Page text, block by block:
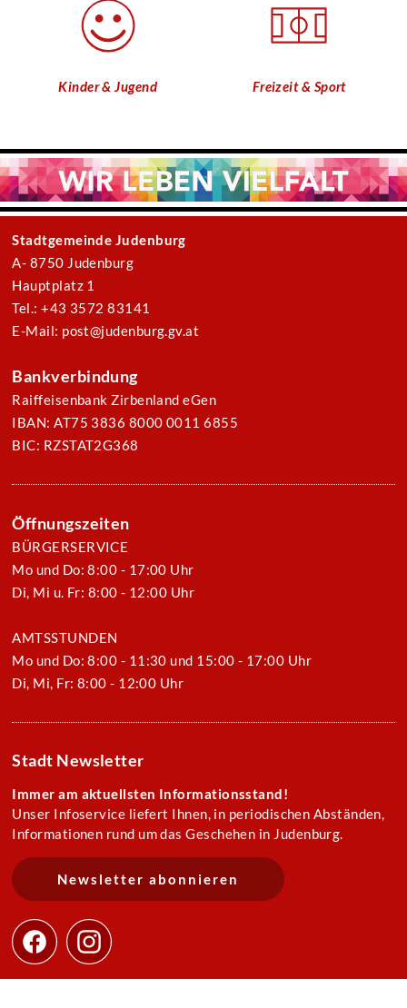
Kinder & Jugend Freizeit & Sport
Stadtgemeinde Judenburg
A- 8750 Judenburg
Hauptplatz 1
Tel.: +43 3572 83141
E-Mail: post@judenburg.gv.at
Bankverbindung
Raiffeisenbank Zirbenland eGen
IBAN: AT75 3836 8000 0011 6855
BIC: RZSTAT2G368
Öffnungszeiten
BÜRGERSERVICE
Mo und Do: 8:00 - 17:00 Uhr
Di, Mi u. Fr: 8:00 - 12:00 Uhr
AMTSSTUNDEN
Mo und Do: 8:00 - 11:30 und 15:00 - 17:00 Uhr
Di, Mi, Fr: 8:00 - 12:00 Uhr
Stadt Newsletter
Immer am aktuellsten Informationsstand!
Unser Infoservice liefert Ihnen, in periodischen Abständen,
Informationen rund um das Geschehen in Judenburg.
Newsletter abonnieren